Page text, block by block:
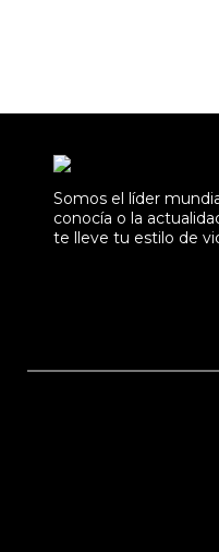
Somos el líder
conocía o la
te lleve tu estilo de